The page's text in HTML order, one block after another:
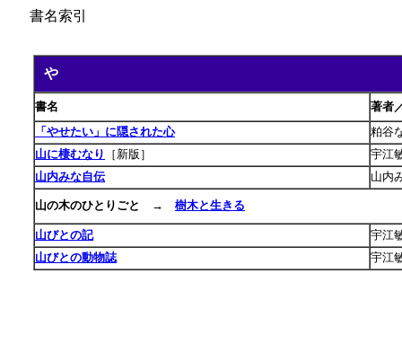
書名索引
や
書名
著者
「やせたい」に隠された心
粕谷
山に棲むなり
［新版］
宇江
山内みな自伝
山内
山の木のひとりごと → 樹木と生きる
山びとの記
宇江
山びとの動物誌
宇江